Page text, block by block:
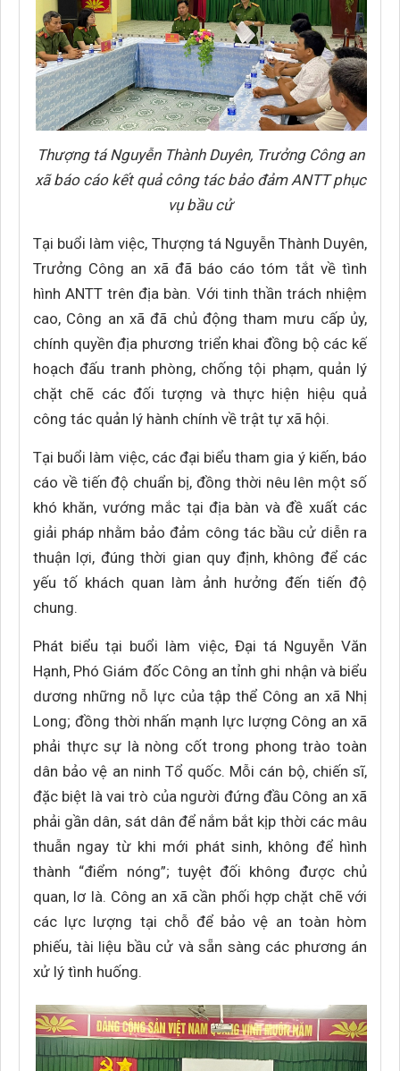
Thượng tá Nguyễn Thành Duyên, Trưởng Công an
xã báo cáo kết quả công tác bảo đảm ANTT phục
vụ bầu cử
Tại buổi làm việc, Thượng tá Nguyễn Thành Duyên,
Trưởng Công an xã đã báo cáo tóm tắt về tình
hình ANTT trên địa bàn. Với tinh thần trách nhiệm
cao, Công an xã đã chủ động tham mưu cấp ủy,
chính quyền địa phương triển khai đồng bộ các kế
hoạch đấu tranh phòng, chống tội phạm, quản lý
chặt chẽ các đối tượng và thực hiện hiệu quả
công tác quản lý hành chính về trật tự xã hội.
Tại buổi làm việc, các đại biểu tham gia ý kiến, báo
cáo về tiến độ chuẩn bị, đồng thời nêu lên một số
khó khăn, vướng mắc tại địa bàn và đề xuất các
giải pháp nhằm bảo đảm công tác bầu cử diễn ra
thuận lợi, đúng thời gian quy định, không để các
yếu tố khách quan làm ảnh hưởng đến tiến độ
chung.
Phát biểu tại buổi làm việc, Đại tá Nguyễn Văn
Hạnh, Phó Giám đốc Công an tỉnh ghi nhận và biểu
dương những nỗ lực của tập thể Công an xã Nhị
Long; đồng thời nhấn mạnh lực lượng Công an xã
phải thực sự là nòng cốt trong phong trào toàn
dân bảo vệ an ninh Tổ quốc. Mỗi cán bộ, chiến sĩ,
đặc biệt là vai trò của người đứng đầu Công an xã
phải gần dân, sát dân để nắm bắt kịp thời các mâu
thuẫn ngay từ khi mới phát sinh, không để hình
thành “điểm nóng”; tuyệt đối không được chủ
quan, lơ là. Công an xã cần phối hợp chặt chẽ với
các lực lượng tại chỗ để bảo vệ an toàn hòm
phiếu, tài liệu bầu cử và sẵn sàng các phương án
xử lý tình huống.